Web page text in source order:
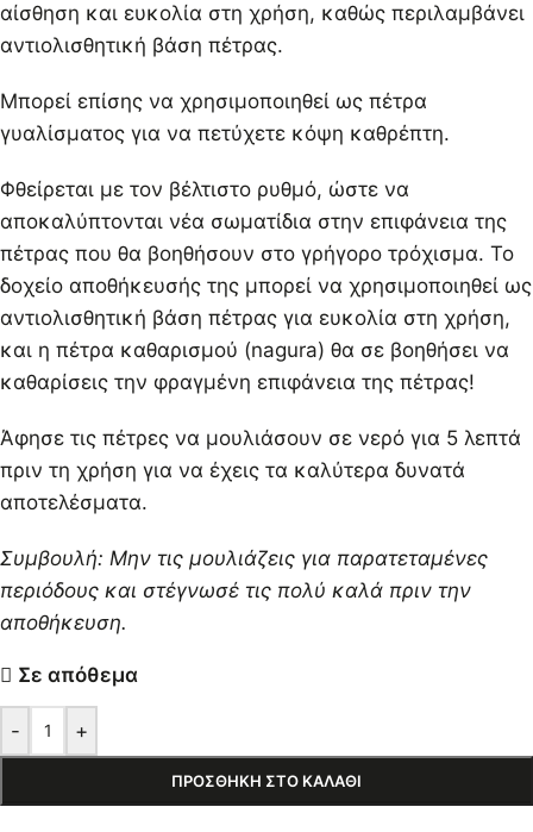
αίσθηση και ευκολία στη χρήση, καθώς περιλαμβάνει
αντιολισθητική βάση πέτρας.
Μπορεί επίσης να χρησιμοποιηθεί ως πέτρα
γυαλίσματος για να πετύχετε κόψη καθρέπτη.
Φθείρεται με τον βέλτιστο ρυθμό, ώστε να
αποκαλύπτονται νέα σωματίδια στην επιφάνεια της
πέτρας που θα βοηθήσουν στο γρήγορο τρόχισμα. Το
δοχείο αποθήκευσής της μπορεί να χρησιμοποιηθεί ως
αντιολισθητική βάση πέτρας για ευκολία στη χρήση,
και η πέτρα καθαρισμού (nagura) θα σε βοηθήσει να
καθαρίσεις την φραγμένη επιφάνεια της πέτρας!
Άφησε τις πέτρες να μουλιάσουν σε νερό για 5 λεπτά
πριν τη χρήση για να έχεις τα καλύτερα δυνατά
αποτελέσματα.
Συμβουλή: Μην τις μουλιάζεις για παρατεταμένες
περιόδους και στέγνωσέ τις πολύ καλά πριν την
αποθήκευση.
Σε απόθεμα
- +
ΠΡΟΣΘΉΚΗ ΣΤΟ ΚΑΛΆΘΙ